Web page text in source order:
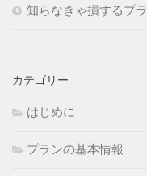
知らなきゃ損するプ
カテゴリー
はじめに
プランの基本情報